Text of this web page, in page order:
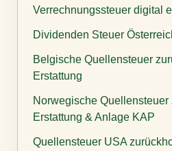
Verrechnungssteuer digital
Dividenden Steuer
Belgische Quellensteuer
Erstattung
Norwegische Quellensteuer
Erstattung & Anlage KAP
Quellensteuer USA